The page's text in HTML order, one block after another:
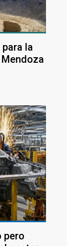
la
pero